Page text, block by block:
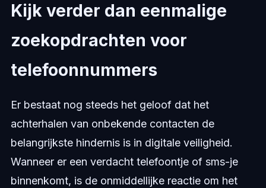
Kijk verder dan eenmalige
zoekopdrachten voor
telefoonnummers
Er bestaat nog steeds het geloof dat het
achterhalen van onbekende contacten de
belangrijkste hindernis is in digitale veiligheid.
Wanneer er een verdacht telefoontje of sms-je
binnenkomt, is de onmiddellijke reactie om het